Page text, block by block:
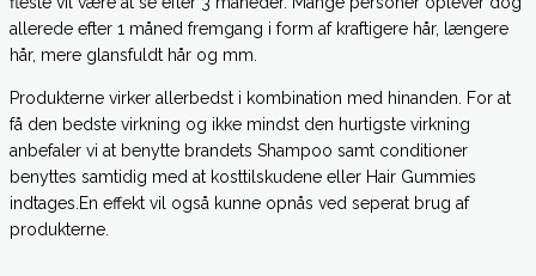
allerede efter 1 måned fremgang i form af kraftigere hår, længere
hår, mere glansfuldt hår og mm.
Produkterne virker allerbedst i kombination med hinanden. For at
få den bedste virkning og ikke mindst den hurtigste virkning
anbefaler vi at benytte brandets Shampoo samt conditioner
benyttes samtidig med at kosttilskudene eller Hair Gummies
indtages.En effekt vil også kunne opnås ved seperat brug af
produkterne.